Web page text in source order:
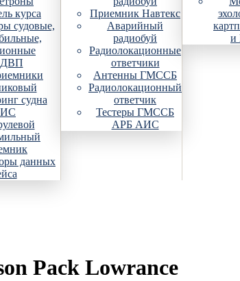
курса
судовые,
судна
данных
Приемник Навтекс
Аварийный
радиобуй
Радиолокационные
ответчики
Антенны ГМССБ
Радиолокационный
ответчик
Тестеры ГМССБ
АРБ АИС
и
Pack Lowrance